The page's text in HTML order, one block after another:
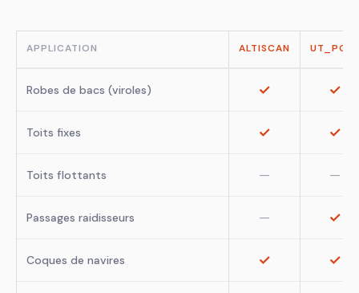
APPLICATION ALTISCAN UT_POLE
Robes de bacs (viroles) ✓ ✓
Toits fixes ✓ ✓
Toits flottants — —
Passages raidisseurs — ✓
Coques de navires ✓ ✓